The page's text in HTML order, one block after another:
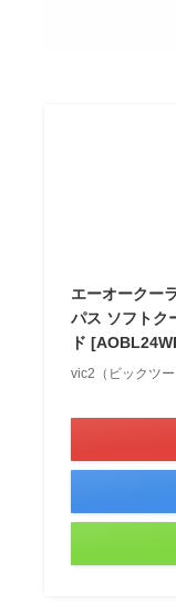
エーオークー
パス ソフトク
ド
vic2（ビックツー